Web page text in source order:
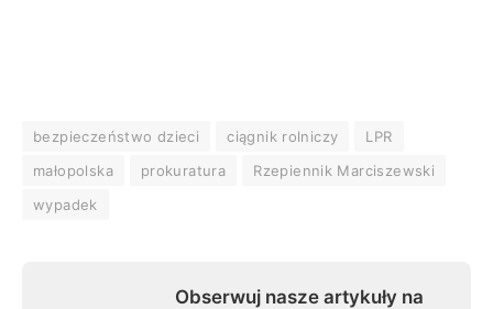
bezpieczeństwo dzieci ciągnik rolniczy
LPR
małopolska
prokuratura
Rzepiennik Marciszewski
wypadek
Obserwuj nasze artykuły na